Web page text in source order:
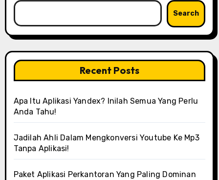
Search
Recent Posts
Apa Itu Aplikasi Yandex? Inilah Semua Yang Perlu
Anda Tahu!
Jadilah Ahli Dalam Mengkonversi Youtube Ke Mp3
Tanpa Aplikasi!
Paket Aplikasi Perkantoran Yang Paling Dominan